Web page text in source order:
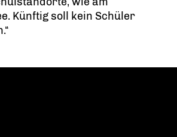
Künftig soll kein Schüler